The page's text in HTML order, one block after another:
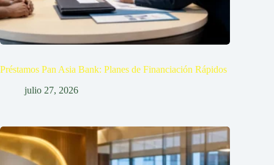
Préstamos Pan Asia Bank: Planes de Financiación Rápidos
julio 27, 2026